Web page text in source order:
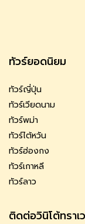
ทัวร์ยอดนิยม
ทัวร์ญี่ปุ่น
ทัวร์เวียดนาม
ทัวร์พม่า
ทัวร์ไต้หวัน
ทัวร์ฮ่องกง
ทัวร์เกาหลี
ทัวร์ลาว
ติดต่อวินิโต้ทราเ